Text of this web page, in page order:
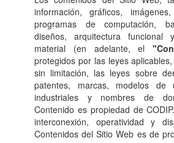
información, gráficos,
programas de computación,
diseños, arquitectura funcional
material (en adelante, el
protegidos por las leyes
sin limitación, las leyes sobre
patentes, marcas, modelos de
industriales y nombres de
Contenido es propiedad de
interconexión, operatividad y
Contenidos del Sitio Web es de